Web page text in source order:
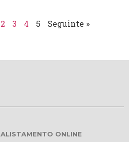
2 3 4 5 Seguinte »
ALISTAMENTO ONLINE